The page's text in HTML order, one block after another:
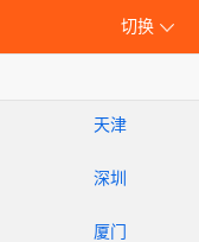
切换
天津
深圳
厦门